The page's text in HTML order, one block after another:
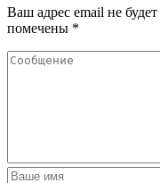
Ваш адрес email не
помечены *